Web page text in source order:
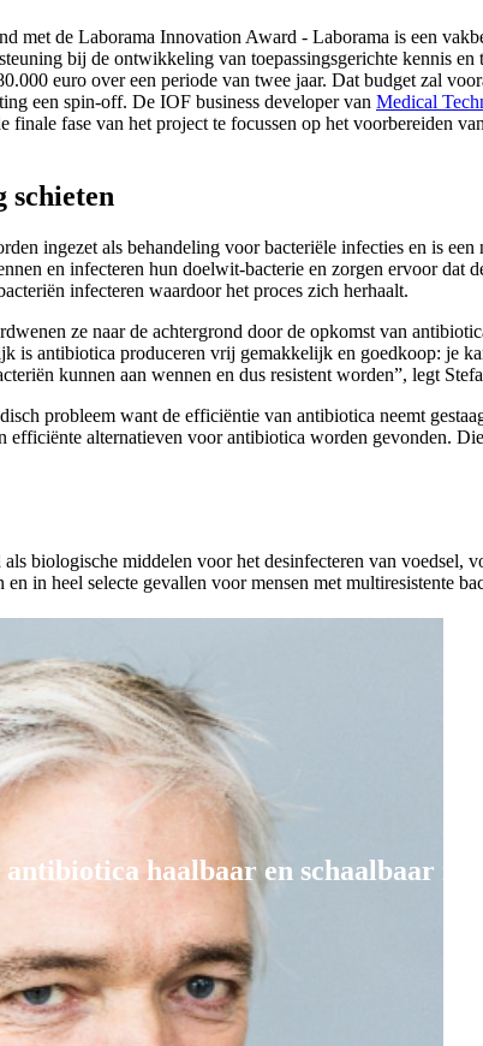
haalbaar en schaalbaar
met de Laborama Innovation Award - Laborama is een
bij de ontwikkeling van toepassingsgerichte kennis
euro over een periode van twee jaar. Dat budget zal
een spin-off. De IOF business developer van Medical
fase van het project te focussen op het voorbereiden
schieten
ingezet als behandeling voor bacteriële infecties en is
en infecteren hun doelwit-bacterie en zorgen ervoor
infecteren waardoor het proces zich herhaalt.
ze naar de achtergrond door de opkomst van
is antibiotica produceren vrij gemakkelijk en goedkoop: je
kunnen aan wennen en dus resistent worden”, legt
probleem want de efficiëntie van antibiotica neemt
efficiënte alternatieven voor antibiotica worden gevonden.
biologische middelen voor het desinfecteren van
in heel selecte gevallen voor mensen met multiresistente